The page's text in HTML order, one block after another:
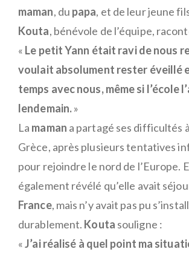
maman, du papa, et de leur jeune
Kouta, bénévole de l’équipe,
« Le petit Yann était ravi de nous
voulait absolument rester éveillé
temps avec nous, même si l’école
lendemain.»
La maman a partagé ses difficultés
Grèce, après plusieurs tentatives
pour rejoindre le nord de l’Europe.
également révélé qu’elle avait
France, mais n’y avait pas pu
durablement. Kouta souligne :
«J’ai réalisé à quel point ma